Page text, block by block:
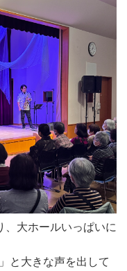
、大ホールいっぱいに
と大きな声を出して